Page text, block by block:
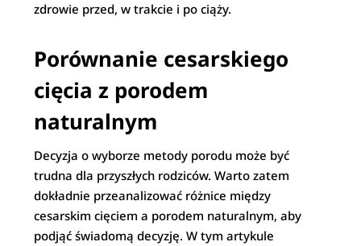
zdrowie przed, w trakcie i po ciąży.
Porównanie cesarskiego
cięcia z porodem
naturalnym
Decyzja o wyborze metody porodu może być
trudna dla przyszłych rodziców. Warto zatem
dokładnie przeanalizować różnice między
cesarskim cięciem a porodem naturalnym, aby
podjąć świadomą decyzję. W tym artykule